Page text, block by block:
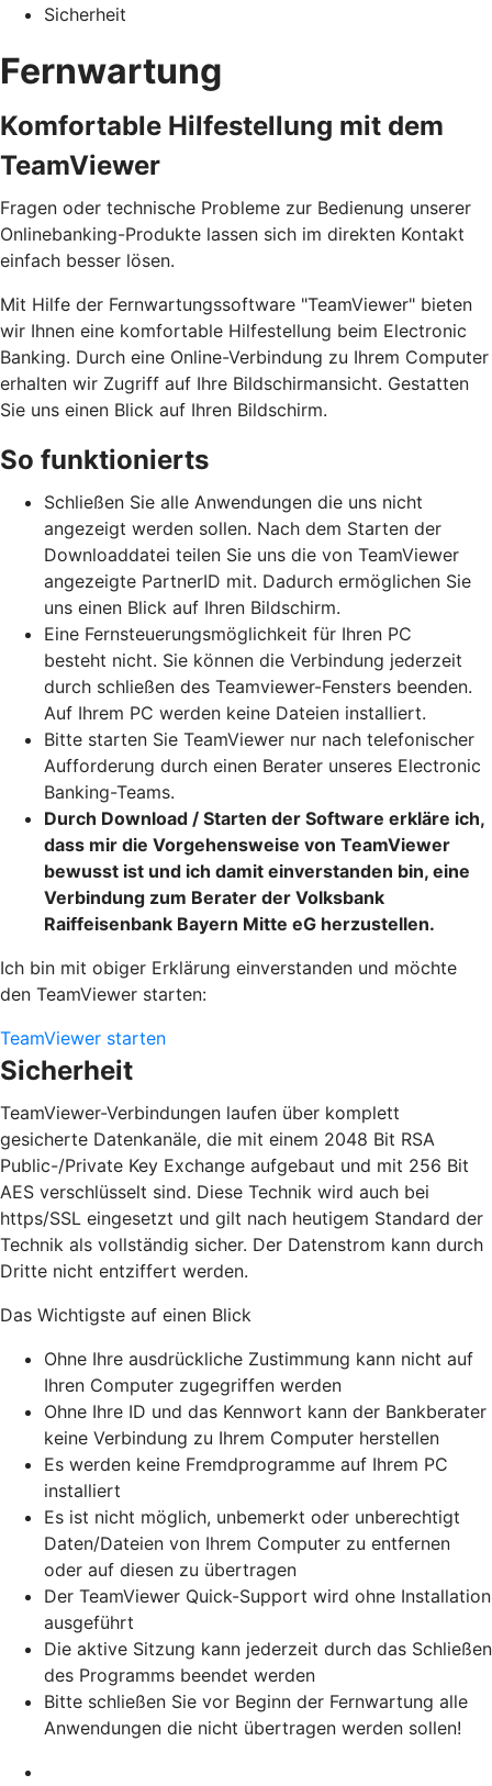
Sicherheit
Fernwartung
Komfortable Hilfestellung mit dem
TeamViewer
Fragen oder technische Probleme zur Bedienung unserer
Onlinebanking-Produkte lassen sich im direkten Kontakt
einfach besser lösen.
Mit Hilfe der Fernwartungssoftware "TeamViewer" bieten
wir Ihnen eine komfortable Hilfestellung beim Electronic
Banking. Durch eine Online-Verbindung zu Ihrem Computer
erhalten wir Zugriff auf Ihre Bildschirmansicht. Gestatten
Sie uns einen Blick auf Ihren Bildschirm.
So funktionierts
Schließen Sie alle Anwendungen die uns nicht
angezeigt werden sollen. Nach dem Starten der
Downloaddatei teilen Sie uns die von TeamViewer
angezeigte PartnerID mit. Dadurch ermöglichen Sie
uns einen Blick auf Ihren Bildschirm.
Eine Fernsteuerungsmöglichkeit für Ihren PC
besteht nicht. Sie können die Verbindung jederzeit
durch schließen des Teamviewer-Fensters beenden.
Auf Ihrem PC werden keine Dateien installiert.
Bitte starten Sie TeamViewer nur nach telefonischer
Aufforderung durch einen Berater unseres Electronic
Banking-Teams.
Durch Download / Starten der Software erkläre ich,
dass mir die Vorgehensweise von TeamViewer
bewusst ist und ich damit einverstanden bin, eine
Verbindung zum Berater der Volksbank
Raiffeisenbank Bayern Mitte eG herzustellen.
Ich bin mit obiger Erklärung einverstanden und möchte
den TeamViewer starten:
TeamViewer starten
Sicherheit
TeamViewer-Verbindungen laufen über komplett
gesicherte Datenkanäle, die mit einem 2048 Bit RSA
Public-/Private Key Exchange aufgebaut und mit 256 Bit
AES verschlüsselt sind. Diese Technik wird auch bei
https/SSL eingesetzt und gilt nach heutigem Standard der
Technik als vollständig sicher. Der Datenstrom kann durch
Dritte nicht entziffert werden.
Das Wichtigste auf einen Blick
Ohne Ihre ausdrückliche Zustimmung kann nicht auf
Ihren Computer zugegriffen werden
Ohne Ihre ID und das Kennwort kann der Bankberater
keine Verbindung zu Ihrem Computer herstellen
Es werden keine Fremdprogramme auf Ihrem PC
installiert
Es ist nicht möglich, unbemerkt oder unberechtigt
Daten/Dateien von Ihrem Computer zu entfernen
oder auf diesen zu übertragen
Der TeamViewer Quick-Support wird ohne Installation
ausgeführt
Die aktive Sitzung kann jederzeit durch das Schließen
des Programms beendet werden
Bitte schließen Sie vor Beginn der Fernwartung alle
Anwendungen die nicht übertragen werden sollen!